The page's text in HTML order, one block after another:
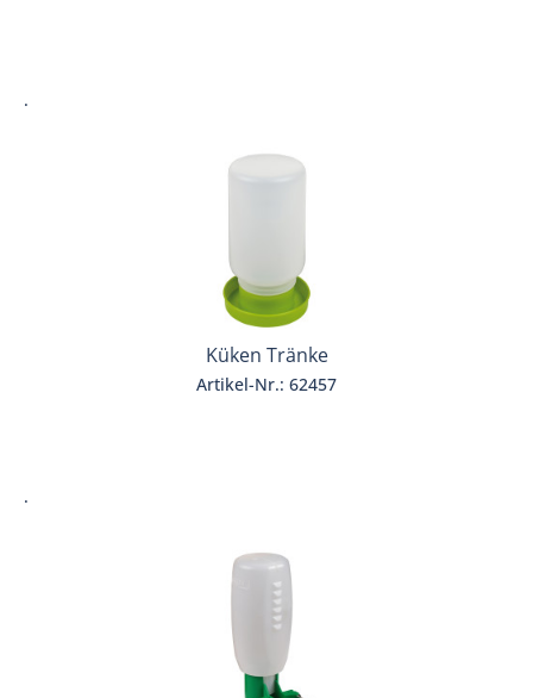
.
Küken Tränke
Artikel-Nr.: 62457
.